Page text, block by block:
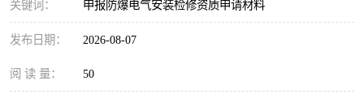
关键词： 申报防爆电气安装检修资质申请材料
发布日期： 2026-08-07
阅 读 量： 50